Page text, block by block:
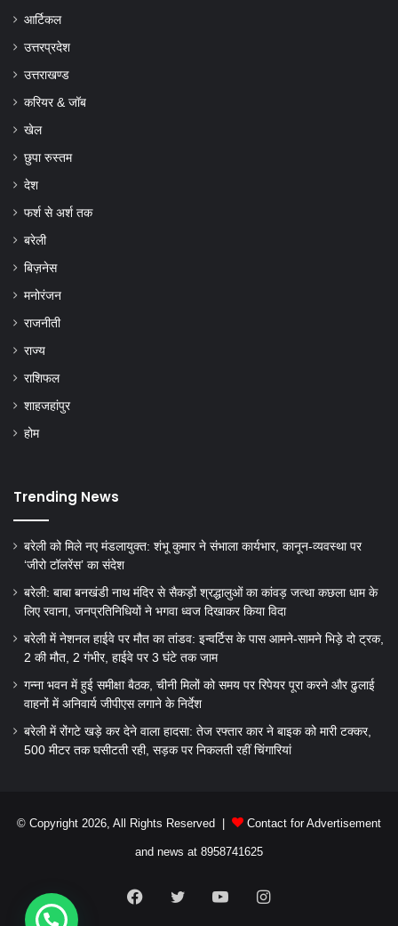
आर्टिकल
उत्तरप्रदेश
उत्तराखण्ड
करियर & जॉब
खेल
छुपा रुस्तम
देश
फर्श से अर्श तक
बरेली
बिज़नेस
मनोरंजन
राजनीती
राज्य
राशिफल
शाहजहांपुर
होम
Trending News
बरेली को मिले नए मंडलायुक्त: शंभू कुमार ने संभाला कार्यभार, कानून-व्यवस्था पर
‘जीरो टॉलरेंस’ का संदेश
बरेली: बाबा बनखंडी नाथ मंदिर से सैकड़ों श्रद्धालुओं का कांवड़ जत्था कछला धाम के
लिए रवाना, जनप्रतिनिधियों ने भगवा ध्वज दिखाकर किया विदा
बरेली में नेशनल हाईवे पर मौत का तांडव: इन्वर्टिस के पास आमने-सामने भिड़े दो ट्रक,
2 की मौत, 2 गंभीर, हाईवे पर 3 घंटे तक जाम
गन्ना भवन में हुई समीक्षा बैठक, चीनी मिलों को समय पर रिपेयर पूरा करने और ढुलाई
वाहनों में अनिवार्य जीपीएस लगाने के निर्देश
बरेली में रोंगटे खड़े कर देने वाला हादसा: तेज रफ्तार कार ने बाइक को मारी टक्कर,
500 मीटर तक घसीटती रही, सड़क पर निकलती रहीं चिंगारियां
© Copyright 2026, All Rights Reserved | Contact for Advertisement
and news at 8958741625
FacebookTwitterYouTubeInstagram